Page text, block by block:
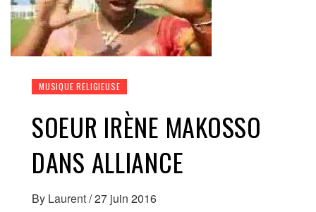
MUSIQUE RELIGIEUSE
SOEUR IRÈNE MAKOSSO
DANS ALLIANCE
By Laurent/27 juin 2016